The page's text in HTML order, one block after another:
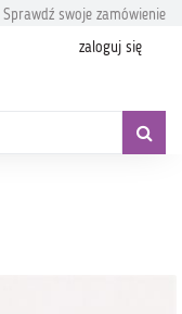
Sprawdź swoje zamówienie
zaloguj się